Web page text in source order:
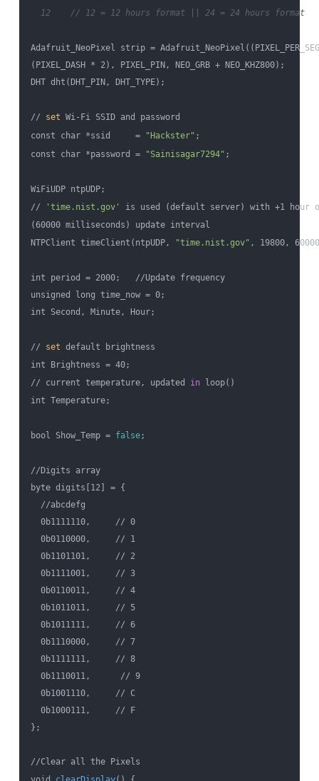
12    // 12 = 12 hours format || 24 = 24 hours format
Adafruit_NeoPixel strip =
(PIXEL_DASH * 2), PIXEL_PIN, NEO_GRB + NEO_KHZ800);
DHT dht(DHT_PIN, DHT_TYPE);
// set Wi-Fi SSID and password
const char *ssid     =
"Hackster" ;
const char *password =
"Sainisagar7294" ;
WiFiUDP ntpUDP;
//
'time.nist.gov'
is used (default server) with +1 hour
(60000 milliseconds) update interval
NTPClient timeClient(ntpUDP,
"time.nist.gov" , 19800,
int period = 2000;   //Update frequency
unsigned long time_now = 0;
int Second, Minute, Hour;
// set default brightness
int Brightness = 40;
// current temperature, updated in loop()
int Temperature;
bool Show_Temp = false;
//Digits array
byte digits[12] = {
//abcdefg
0b1111110,     // 0
0b0110000,     // 1
0b1101101,     // 2
0b1111001,     // 3
0b0110011,     // 4
0b1011011,     // 5
0b1011111,     // 6
0b1110000,     // 7
0b1111111,     // 8
0b1110011,      // 9
0b1001110,     // C
0b1000111,     // F
};
//Clear all the Pixels